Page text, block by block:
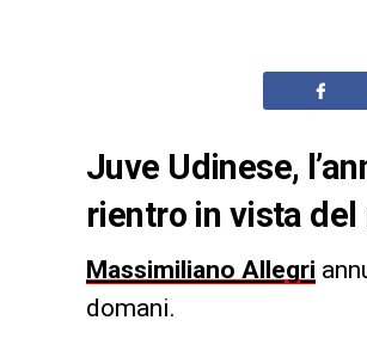
Juve Udinese,
rientro in vista
Massimiliano Allegri
domani.